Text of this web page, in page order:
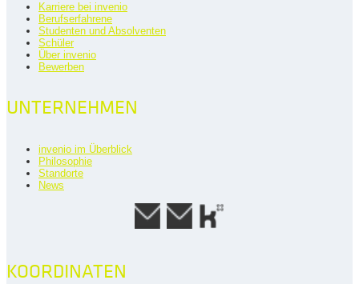
Karriere bei invenio
Berufserfahrene
Studenten und Absolventen
Schüler
Über invenio
Bewerben
UNTERNEHMEN
invenio im Überblick
Philosophie
Standorte
News
KOORDINATEN